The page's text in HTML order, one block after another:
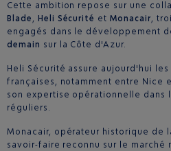
Cette ambition repose sur une
Blade
Heli Sécurité etMonacair ,
engagés dans le développement
demain sur la Côte d'Azur.
Heli Sécurité assure aujourd'hui
françaises, notamment entre Nice
son expertise opérationnelle dans
réguliers.
Monacair, opérateur historique de
savoir-faire reconnu sur le marché